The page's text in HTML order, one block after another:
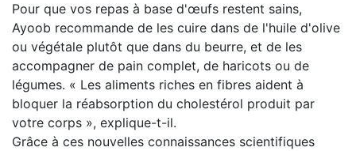
Pour que vos repas à base d'œufs restent sains,
Ayoob recommande de les cuire dans de l'huile d'olive
ou végétale plutôt que dans du beurre, et de les
accompagner de pain complet, de haricots ou de
légumes. « Les aliments riches en fibres aident à
bloquer la réabsorption du cholestérol produit par
votre corps », explique-t-il.
Grâce à ces nouvelles connaissances scientifiques